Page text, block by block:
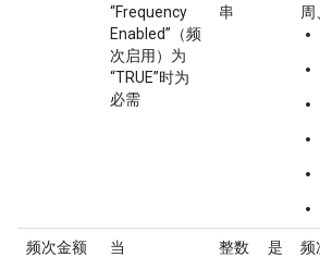
“Frequency
Enabled”（频
次启用）为
“TRUE”时为
必需
串
周
频次金额
当
整数 是
频